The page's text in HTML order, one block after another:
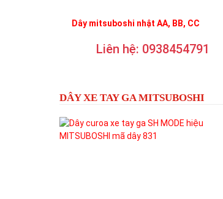
Dây mitsuboshi nhật AA, BB, CC
Liên hệ: 0938454791
DÂY XE TAY GA MITSUBOSHI